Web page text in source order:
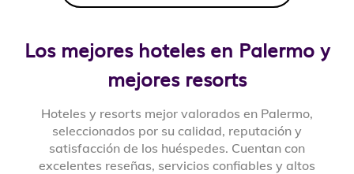
Los mejores hoteles en Palermo y
mejores resorts
Hoteles y resorts mejor valorados en Palermo,
seleccionados por su calidad, reputación y
satisfacción de los huéspedes. Cuentan con
excelentes reseñas, servicios confiables y altos